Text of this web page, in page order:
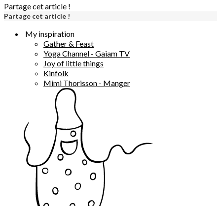
Partage cet article !
Partage cet article !
My inspiration
Gather & Feast
Yoga Channel - Gaiam TV
Joy of little things
Kinfolk
Mimi Thorisson - Manger